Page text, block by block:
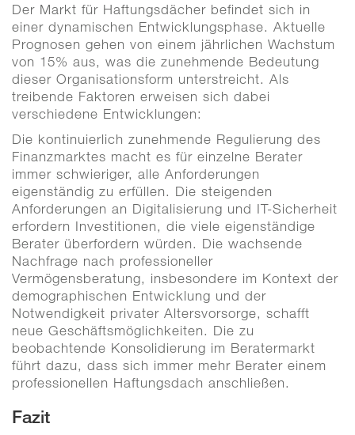
Der Markt für Haftungsdächer befindet sich in
einer dynamischen Entwicklungsphase. Aktuelle
Prognosen gehen von einem jährlichen Wachstum
von 15% aus, was die zunehmende Bedeutung
dieser Organisationsform unterstreicht. Als
treibende Faktoren erweisen sich dabei
verschiedene Entwicklungen:
Die kontinuierlich zunehmende Regulierung des
Finanzmarktes macht es für einzelne Berater
immer schwieriger, alle Anforderungen
eigenständig zu erfüllen. Die steigenden
Anforderungen an Digitalisierung und IT-Sicherheit
erfordern Investitionen, die viele eigenständige
Berater überfordern würden. Die wachsende
Nachfrage nach professioneller
Vermögensberatung, insbesondere im Kontext der
demographischen Entwicklung und der
Notwendigkeit privater Altersvorsorge, schafft
neue Geschäftsmöglichkeiten. Die zu
beobachtende Konsolidierung im Beratermarkt
führt dazu, dass sich immer mehr Berater einem
professionellen Haftungsdach anschließen.
Fazit